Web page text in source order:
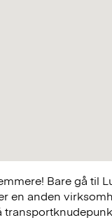
Bare gå til
en anden